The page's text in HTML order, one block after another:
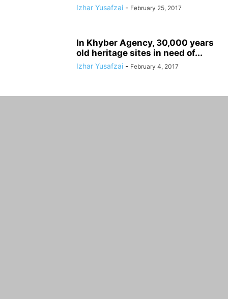
Izhar Yusafzai - February 25, 2017
In Khyber Agency, 30,000 years
old heritage sites in need of...
Izhar Yusafzai - February 4, 2017